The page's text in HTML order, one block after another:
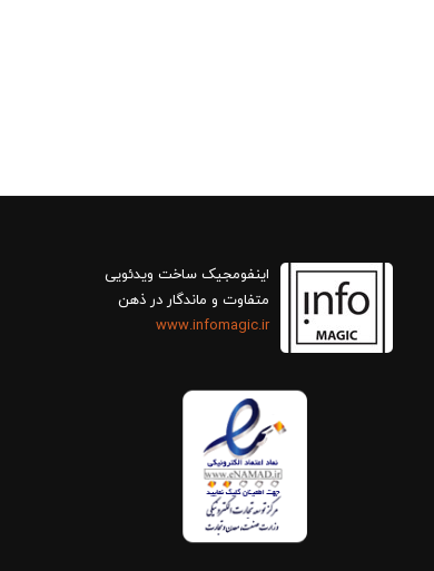
اینفومجیک ساخت ویدئویی
متفاوت و ماندگار در ذهن
www.infomagic.ir